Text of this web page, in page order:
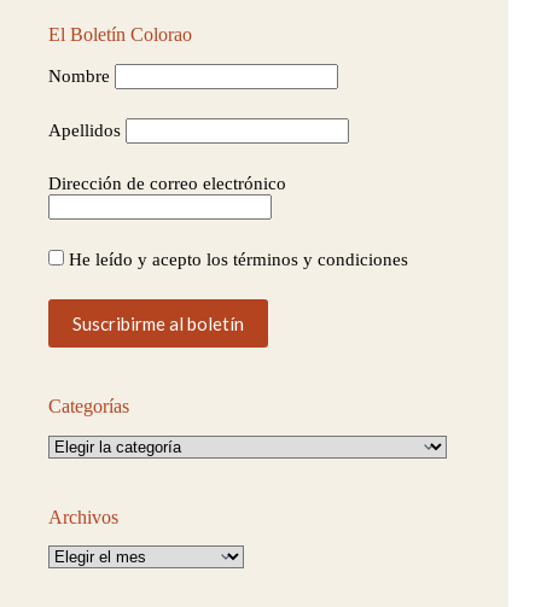
El Boletín Colorao
Nombre
Apellidos
Dirección de correo electrónico
He leído y acepto los términos y condiciones
Categorías
Categorías
Archivos
Archivos